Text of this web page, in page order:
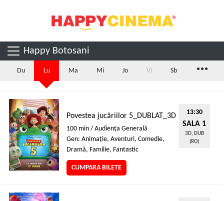
Happy Botosani
Du Lu Ma Mi Jo Vi Sb ...
Povestea jucăriilor 5_DUBLAT_3D
100 min / Audienţa Generală
Gen: Animaţie, Aventuri, Comedie,
Dramă, Familie, Fantastic
CUMPARA BILETE
13:30
SALA 1
3D, DUB
(RO)